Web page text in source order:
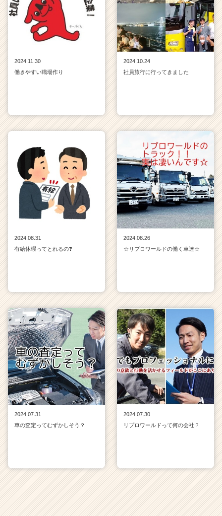
2024.11.30
働きやすい職場作り
2024.10.24
社員旅行に行ってきました
2024.08.31
有給休暇ってとれるの❓
2024.08.26
☆リプロワールドの働く車達☆
2024.07.31
車の査定ってむずかしそう？
2024.07.30
リプロワールドって何の会社？